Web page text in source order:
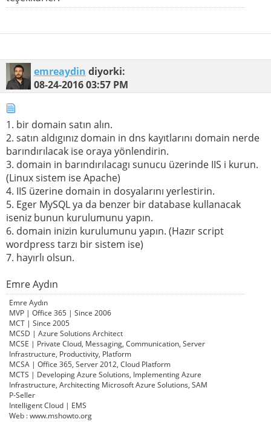
emreaydin diyorki:
08-24-201603:57 PM
1. bir domain satın alın.
2. satın aldıgınız domain in dns kayıtlarını domain nerde
barındırılacak ise oraya yönlendirin.
3. domain in barındırılacagı sunucu üzerinde IIS i kurun.
(Linux sistem ise Apache)
4. IIS üzerine domain in dosyalarını yerlestirin.
5. Eger MySQL ya da benzer bir database kullanacak
iseniz bunun kurulumunu yapın.
6. domain inizin kurulumunu yapın. (Hazır script
wordpress tarzı bir sistem ise)
7. hayırlı olsun.
Emre Aydın
Emre Aydın
MVP | Office 365 | Since 2006
MCT | Since 2005
MCSD | Azure Solutions Architect
MCSE | Private Cloud, Messaging, Communication, Server
Infrastructure, Productivity, Platform
MCSA | Office 365, Server 2012, Cloud Platform
MCTS | Developing Azure Solutions, Implementing Azure
Infrastructure, Architecting Microsoft Azure Solutions, SAM
P-Seller
Intelligent Cloud | EMS
Web : www.mshowto.org